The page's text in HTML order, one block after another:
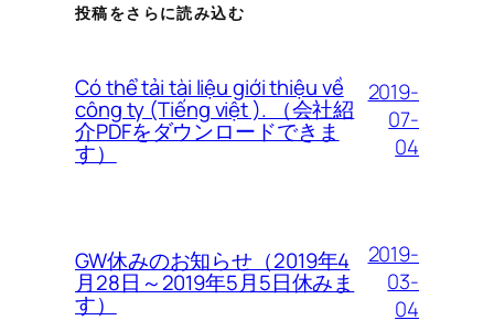
投稿をさらに読み込む
Có thể tải tài liệu giới thiệu về
công ty (Tiếng việt ). （会社紹
介PDFをダウンロードできま
す）
2019-
07-
04
GW休みのお知らせ（2019年4
月28日～2019年5月5日休みま
す）
2019-
03-
04